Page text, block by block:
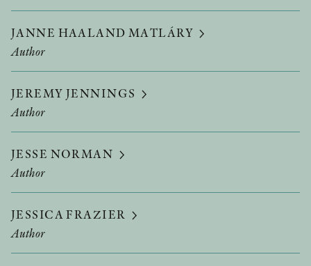
JANNE HAALAND MATLÁRY
Author
JEREMY JENNINGS
Author
JESSE NORMAN
Author
JESSICA FRAZIER
Author